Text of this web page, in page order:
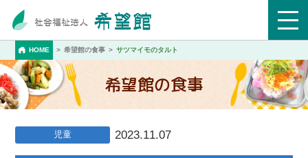
HOME 希望館の食事 サツマイモのタルト
希望館の食事
児童 2023.11.07